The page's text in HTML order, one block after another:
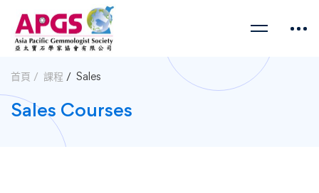
首頁 課程 Sales
Sales Courses